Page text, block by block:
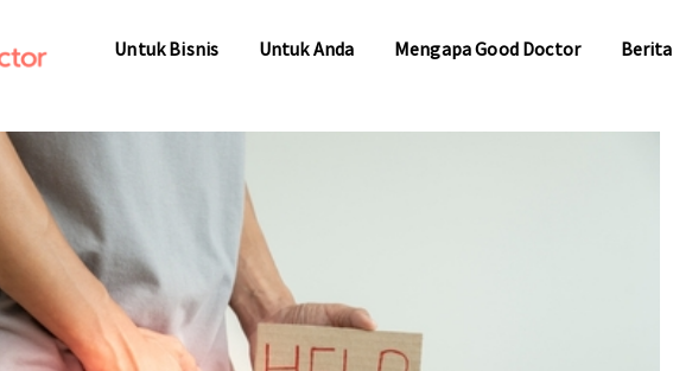
Untuk Bisnis Untuk Anda Mengapa Good Doctor Berita